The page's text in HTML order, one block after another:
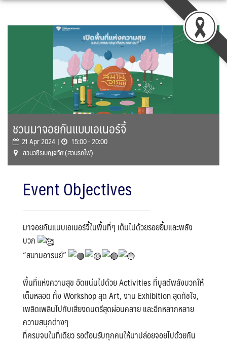
Skip
ชวนมาจอยกันแบบเอเนอร์จี้
21 Apr 2024 |
15:00 - 20:00
สวนวชิรเบญจทัศ (สวนรถไฟ)
Event Objectives
มาจอยกันแบบเอเนอร์จี้ในพื้นที่ๆ เต็มไปด้วยรอยยิ้มและพลัง
บวก
“สนามอารมย์”
พื้นที่แห่งความสุข อัดแน่นไปด้วย Activities ที่บูสต์พลังบวกให้
เต็มหลอด ทั้ง Workshop สุด Art, งาน Exhibition สุดทัชใจ,
เพลิดเพลินไปกับเสียงดนตรีสุดผ่อนคลาย และอีกหลากหลาย
ความสนุกต่างๆ
ที่ครบจบในที่เดียว รอต้อนรับทุกคนให้มาปล่อยจอยไปด้วยกัน